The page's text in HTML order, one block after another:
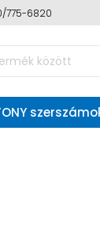
775-6820